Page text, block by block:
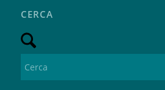
CERCA